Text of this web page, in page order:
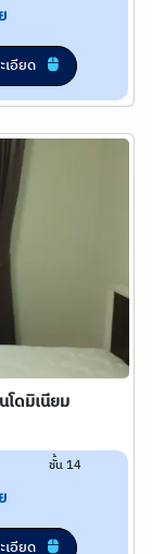
เอียด
โดมิเนียม
ชั้น 14
เอียด